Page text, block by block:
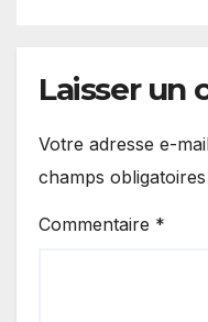
Laisser un
Votre adresse e-
champs
Commentaire *